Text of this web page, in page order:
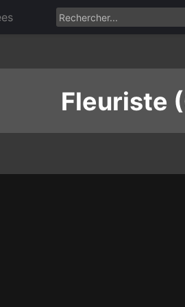
Fleuriste